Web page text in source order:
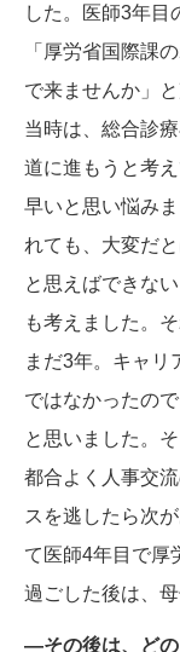
した。医師3年目
「厚労省国際課
で来ませんか」
当時は、総合診
道に進もうと考
早いと思い悩み
れても、大変だ
と思えばできな
も考えました。
まだ3年。キャリ
ではなかったの
と思いました。
都合よく人事交
スを逃したら次
て医師4年目で厚
過ごした後は、
―その後は、どの